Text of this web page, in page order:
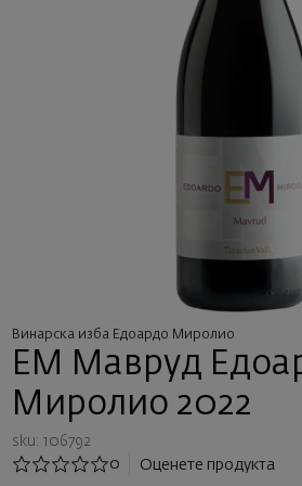
Винарска изба Едоардо Миролио
ЕМ Мавруд
Миролио 2022
sku: 106792
0
Оценете продукта